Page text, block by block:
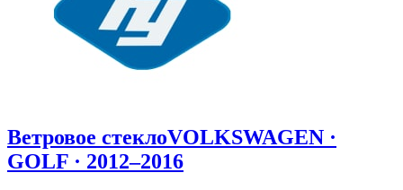
Ветровое стеклоVOLKSWAGEN ·
GOLF · 2012–2016